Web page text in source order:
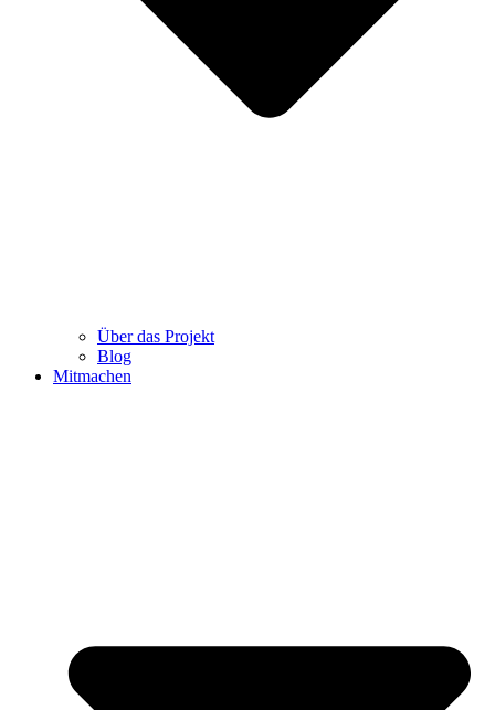
Über das Projekt
Blog
Mitmachen